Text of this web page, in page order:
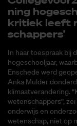
ning
kri­tiek leeft
schap­pers’
In haar toespraak bij
hogeschooljaar,
Enschede werd
Anka Mulder
klimaatverandering.
wetenschappers”,
onderwijs en
wetenschap, niet op